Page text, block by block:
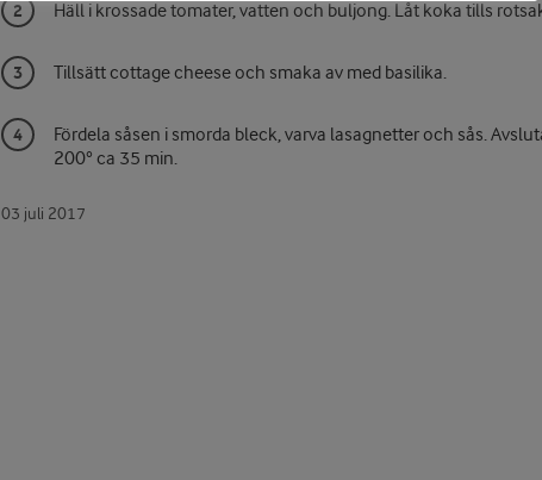
Häll i krossade tomater, vatten och buljong. Låt koka tills
Tillsätt cottage cheese och smaka av med basilika.
Fördela såsen i smorda bleck, varva lasagnetter och sås.
200° ca 35 min.
03 juli 2017